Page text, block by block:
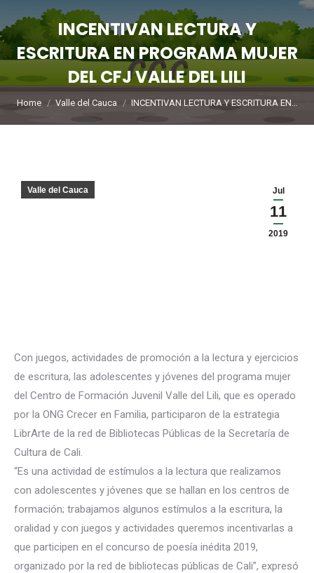
INCENTIVAN LECTURA Y
ESCRITURA EN PROGRAMA MUJER
DEL CFJ VALLE DEL LILI
You are here:
Home Valle del Cauca INCENTIVAN LECTURA Y ESCRITURA EN…
Jul
11
2019
Valle del Cauca
Con juegos, actividades de promoción a la lectura y ejercicios
de escritura, las adolescentes y jóvenes del programa mujer
del Centro de Formación Juvenil Valle del Lili, que es operado
por la ONG Crecer en Familia, participaron de la estrategia
LibrArte de la red de Bibliotecas Públicas de la Secretaría de
Cultura de Cali.
“Es una actividad de estímulos a la lectura que realizamos
con adolescentes y jóvenes que se hallan en los centros de
formación; trabajamos algunos estímulos a la escritura, la
oralidad y con juegos y actividades queremos incentivarlas a
que participen en el concurso de poesía inédita 2019,
organizado por la red de bibliotecas públicas de Cali”, expresó